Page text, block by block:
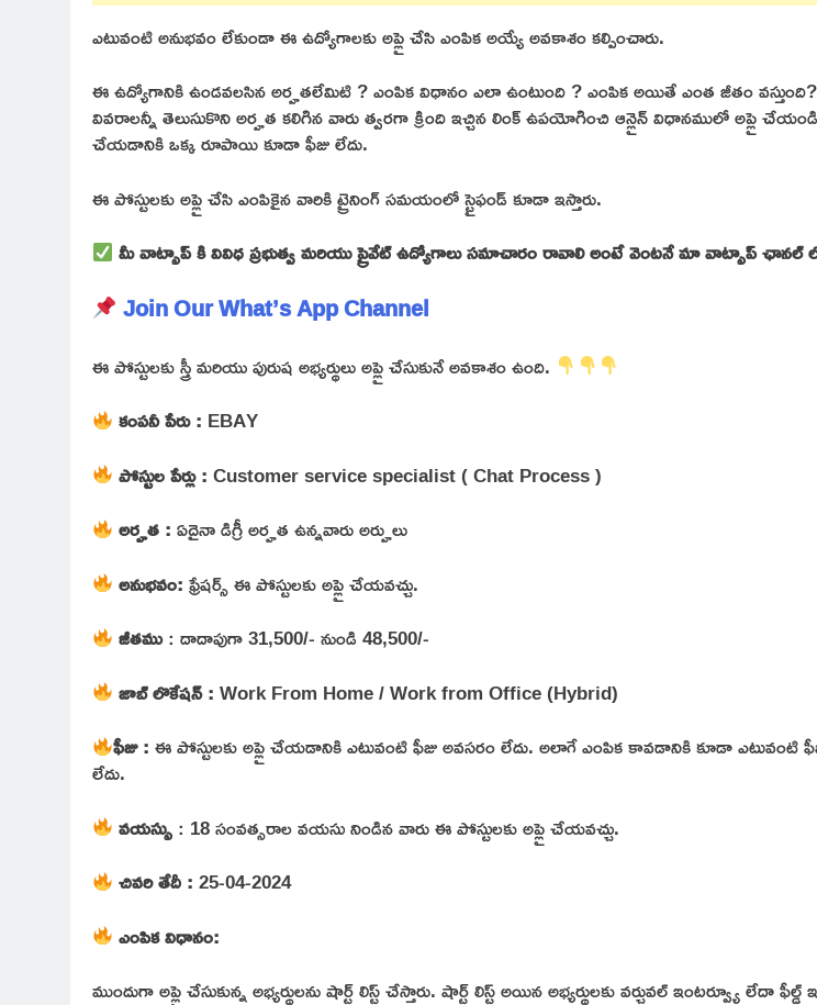
ఎటువంటి అనుభవం లేకుండా ఈ ఉద్యోగాలకు అప్లై చేసి ఎంపిక అయ్యే అవకాశం కల్పించారు.
ఈ ఉద్యోగానికి ఉండవలసిన అర్హతలేమిటి ? ఎంపిక విధానం ఎలా ఉంటుంది ? ఎంపిక అయితే ఎంత జీతం
వివరాలన్నీ తెలుసుకొని అర్హత కలిగిన వారు త్వరగా క్రింది ఇచ్చిన లింక్ ఉపయోగించి ఆన్లైన్ విధానములో అప్లై
చేయడానికి ఒక్క రూపాయి కూడా ఫీజు లేదు.
ఈ పోస్టులకు అప్లై చేసి ఎంపికైన వారికి ట్రైనింగ్ సమయంలో స్టైఫండ్ కూడా ఇస్తారు.
మీ వాట్సాప్ కి వివిధ ప్రభుత్వ మరియు ప్రైవేట్ ఉద్యోగాలు సమాచారం రావాలి అంటే వెంటనే మా వాట్సాప్
Join Our What’s App Channel
ఈ పోస్టులకు స్త్రీ మరియు పురుష అభ్యర్థులు అప్లై చేసుకునే అవకాశం ఉంది.
కంపనీ పేరు : EBAY
పోస్టుల పేర్లు :Customer service specialist ( Chat Process )
అర్హత :ఏదైనా డిగ్రీ అర్హత ఉన్నవారు అర్హులు
అనుభవం:ఫ్రేషర్స్ ఈ పోస్టులకు అప్లై చేయవచ్చు.
జీతము: దాదాపుగా 31,500/- నుండి 48,500/-
జాబ్ లొకేషన్ :Work From Home / Work from Office (Hybrid)
ఫీజు:ఈ పోస్టులకు అప్లై చేయడానికి ఎటువంటి ఫీజు అవసరం లేదు. అలాగే ఎంపిక కావడానికి కూడా ఎటువంటి
లేదు.
వయస్సు: 18 సంవత్సరాల వయసు నిండిన వారు ఈ పోస్టులకు అప్లై చేయవచ్చు.
చివరి తేదీ :25-04-2024
ఎంపిక విధానం:
ముందుగా అప్లై చేసుకున్న అభ్యర్థులను షార్ట్ లిస్ట్ చేస్తారు. షార్ట్ లిస్ట్ అయిన అభ్యర్థులకు వర్చువల్ ఇంటర్వ్యూ లేదా